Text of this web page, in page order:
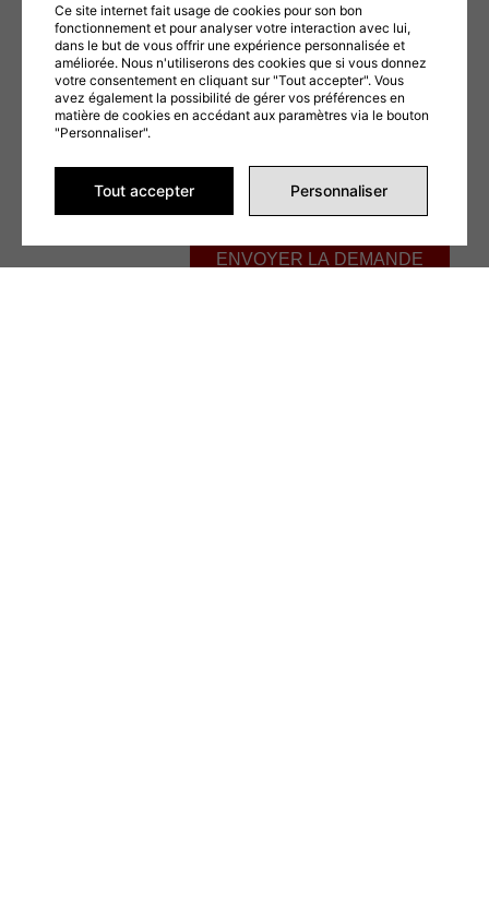
Message
Conditions d'utilisationde Google s'appliquent. En remplissant ce formulaire,
vous consentez à partager vos informations conformément à nosConditions
ENVOYER LA DEMANDE
Ce site internet fait usage de cookies pour son bon
fonctionnement et pour analyser votre interaction avec lui,
dans le but de vous offrir une expérience personnalisée et
améliorée. Nous n'utiliserons des cookies que si vous donnez
votre consentement en cliquant sur "Tout accepter". Vous
avez également la possibilité de gérer vos préférences en
matière de cookies en accédant aux paramètres via le bouton
"Personnaliser".
Tout accepter Personnaliser